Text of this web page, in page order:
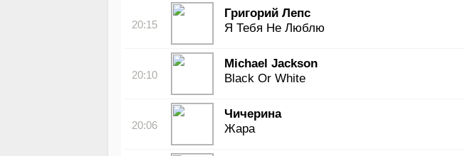
20:15
Григорий Лепс
Я Тебя Не Люблю
20:10
Michael Jackson
Black Or White
20:06
Чичерина
Жара